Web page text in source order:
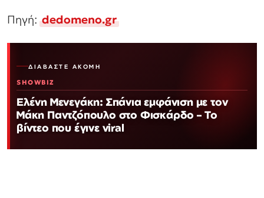
Πηγή:dedomeno.gr
ΔΙΑΒΆΣΤΕ ΑΚΌΜΗ
SHOWBIZ
Ελένη Μενεγάκη: Σπάνια εμφάνιση με τον
Μάκη Παντζόπουλο στο Φισκάρδο – Το
βίντεο που έγινε viral